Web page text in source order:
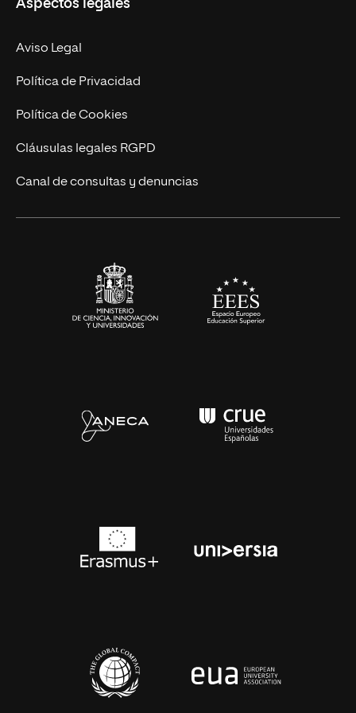
Doctorados
Experto Universitario
Postgrados
Cursos Universitarios
Facultades
Nuestro Equipo
Trabaja en UNIR
Actualidad
UNIR Revista
Eventos
Aspectos legales
Aviso Legal
Política de Privacidad
Política de Cookies
Cláusulas legales RGPD
Canal de consultas y denuncias